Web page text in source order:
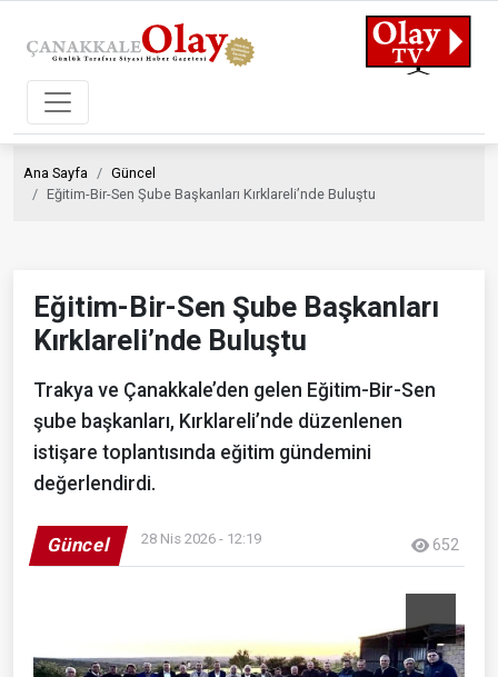
Ana Sayfa
Güncel
Eğitim-Bir-Sen Şube Başkanları Kırklareli’nde Buluştu
Eğitim-Bir-Sen Şube Başkanları
Kırklareli’nde Buluştu
Trakya ve Çanakkale’den gelen Eğitim-Bir-Sen
şube başkanları, Kırklareli’nde düzenlenen
istişare toplantısında eğitim gündemini
değerlendirdi.
Güncel 28 Nis 2026 - 12:19 652